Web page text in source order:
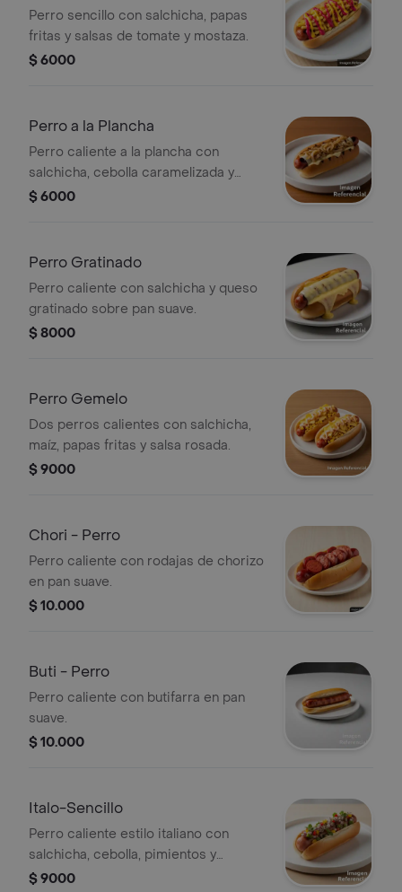
Perro sencillo con salchicha, papas
fritas y salsas de tomate y mostaza.
$ 6000
Perro a la Plancha
Perro caliente a la plancha con
salchicha, cebolla caramelizada y
queso en pan suave.
$ 6000
Perro Gratinado
Perro caliente con salchicha y queso
gratinado sobre pan suave.
$ 8000
Perro Gemelo
Dos perros calientes con salchicha,
maíz, papas fritas y salsa rosada.
$ 9000
Chori - Perro
Perro caliente con rodajas de chorizo
en pan suave.
$ 10.000
Buti - Perro
Perro caliente con butifarra en pan
suave.
$ 10.000
Italo-Sencillo
Perro caliente estilo italiano con
salchicha, cebolla, pimientos y
hierbas frescas.
$ 9000